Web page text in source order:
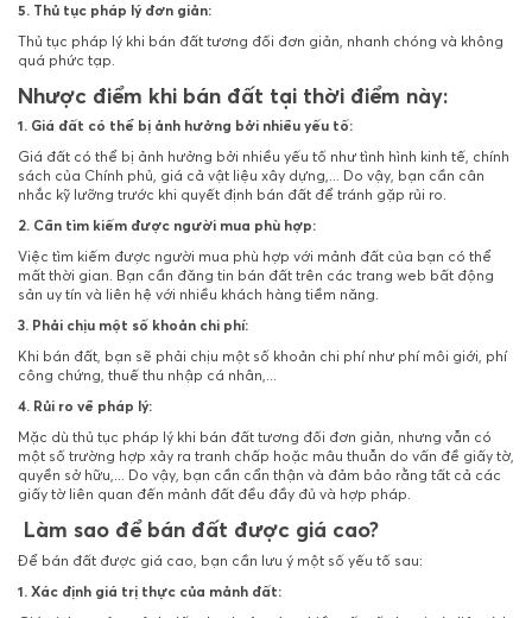
5. Thủ tục pháp lý đơn giản:
Thủ tục pháp lý khi bán đất tương đối đơn giản, nhanh chóng và không
quá phức tạp.
Nhược điểm khi bán đất tại thời điểm này:
1. Giá đất có thể bị ảnh hưởng bởi nhiều yếu tố:
Giá đất có thể bị ảnh hưởng bởi nhiều yếu tố như tình hình kinh tế, chính
sách của Chính phủ, giá cả vật liệu xây dựng,... Do vậy, bạn cần cân
nhắc kỹ lưỡng trước khi quyết định bán đất để tránh gặp rủi ro.
2. Cần tìm kiếm được người mua phù hợp:
Việc tìm kiếm được người mua phù hợp với mảnh đất của bạn có thể
mất thời gian. Bạn cần đăng tin bán đất trên các trang web bất động
sản uy tín và liên hệ với nhiều khách hàng tiềm năng.
3. Phải chịu một số khoản chi phí:
Khi bán đất, bạn sẽ phải chịu một số khoản chi phí như phí môi giới, phí
công chứng, thuế thu nhập cá nhân,...
4. Rủi ro về pháp lý:
Mặc dù thủ tục pháp lý khi bán đất tương đối đơn giản, nhưng vẫn có
một số trường hợp xảy ra tranh chấp hoặc mâu thuẫn do vấn đề giấy tờ,
quyền sở hữu,... Do vậy, bạn cần cẩn thận và đảm bảo rằng tất cả các
giấy tờ liên quan đến mảnh đất đều đầy đủ và hợp pháp.
Làm sao để bán đất được giá cao?
Để bán đất được giá cao, bạn cần lưu ý một số yếu tố sau:
1. Xác định giá trị thực của mảnh đất: